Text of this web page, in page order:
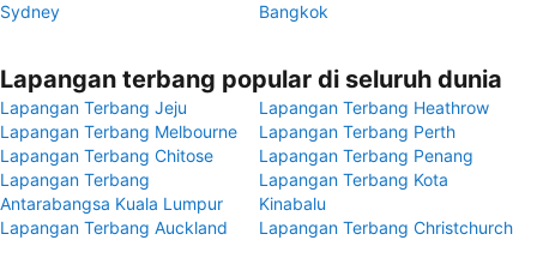
Sydney
Bangkok
Lapangan terbang popular di seluruh dunia
Lapangan Terbang Jeju
Lapangan Terbang Heathrow
Lapangan Terbang Melbourne
Lapangan Terbang Perth
Lapangan Terbang Chitose
Lapangan Terbang Penang
Lapangan Terbang
Antarabangsa Kuala Lumpur
Lapangan Terbang Kota
Kinabalu
Lapangan Terbang Auckland
Lapangan Terbang Christchurch